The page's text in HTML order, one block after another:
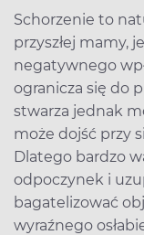
Schorzenie to
przyszłej mamy,
negatywnego
ogranicza się do
stwarza jednak
może dojść przy
Dlatego bardzo
odpoczynek i
bagatelizować
wyraźnego